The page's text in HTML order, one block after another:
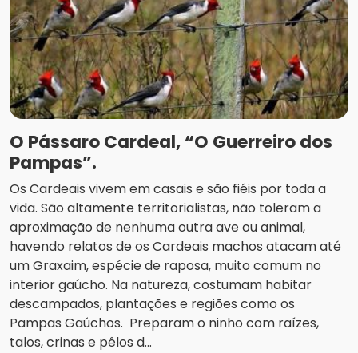
O Pássaro Cardeal, “O Guerreiro dos
Pampas”.
Os Cardeais vivem em casais e são fiéis por toda a
vida. São altamente territorialistas, não toleram a
aproximação de nenhuma outra ave ou animal,
havendo relatos de os Cardeais machos atacam até
um Graxaim, espécie de raposa, muito comum no
interior gaúcho. Na natureza, costumam habitar
descampados, plantações e regiões como os
Pampas Gaúchos. Preparam o ninho com raízes,
talos, crinas e pêlos d...